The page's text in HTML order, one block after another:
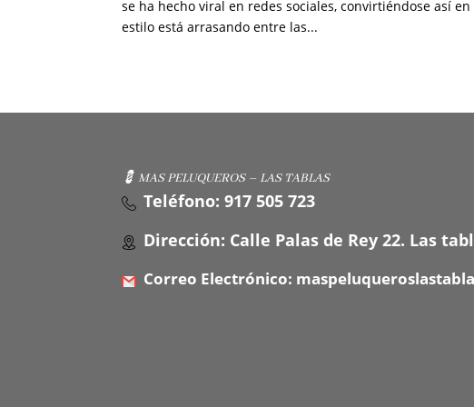
se ha hecho viral en redes sociales, convirtiéndose así
estilo está arrasando entre las...
💈 MAS PELUQUEROS – LAS TABLAS
Teléfono: 917 505 723
Dirección: Calle Palas de Rey 22. Las
Correo Electrónico: